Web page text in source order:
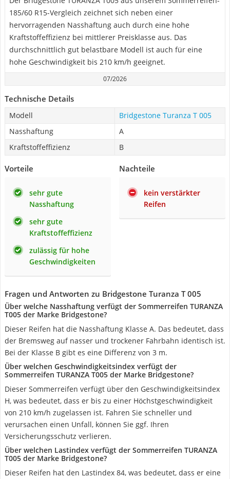
185/60 R15-Vergleich zeichnet sich neben einer
hervorragenden Nasshaftung auch durch eine hohe
Kraftstoffeffizienz bei mittlerer Preisklasse aus. Das
durchschnittlich gut belastbare Modell ist auch für eine
hohe Geschwindigkeit bis 210 km/h geeignet.
07/2026
Technische Details
Modell
Bridgestone Turanza T 005
Nasshaftung
A
Kraftstoffeffizienz
B
Vorteile
sehr gute
Nasshaftung
sehr gute
Kraftstoffeffizienz
zulässig für hohe
Geschwindigkeiten
Nachteile
kein verstärkter
Reifen
Fragen und Antworten zu Bridgestone Turanza T 005
Über welche Nasshaftung verfügt der Sommerreifen TURANZA
T005 der Marke Bridgestone?
Dieser Reifen hat die Nasshaftung Klasse A. Das bedeutet, dass
der Bremsweg auf nasser und trockener Fahrbahn identisch ist.
Bei der Klasse B gibt es eine Differenz von 3 m.
Über welchen Geschwindigkeitsindex verfügt der
Sommerreifen TURANZA T005 der Marke Bridgestone?
Dieser Sommerreifen verfügt über den Geschwindigkeitsindex
H, was bedeutet, dass er bis zu einer Höchstgeschwindigkeit
von 210 km/h zugelassen ist. Fahren Sie schneller und
verursachen einen Unfall, können Sie ggf. Ihren
Versicherungsschutz verlieren.
Über welchen Lastindex verfügt der Sommerreifen TURANZA
T005 der Marke Bridgestone?
Dieser Reifen hat den Lastindex 84, was bedeutet, dass er eine